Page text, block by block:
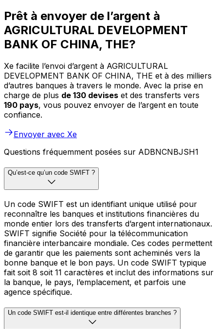
Prêt à envoyer de l’argent à
AGRICULTURAL DEVELOPMENT
BANK OF CHINA, THE?
Xe facilite l’envoi d’argent à AGRICULTURAL
DEVELOPMENT BANK OF CHINA, THE et à des milliers
d’autres banques à travers le monde. Avec la prise en
charge de plus de 130 devises et des transferts vers
190 pays, vous pouvez envoyer de l’argent en toute
confiance.
Envoyer avec Xe
Questions fréquemment posées sur ADBNCNBJSH1
Qu’est-ce qu’un code SWIFT ?
Un code SWIFT est un identifiant unique utilisé pour
reconnaître les banques et institutions financières du
monde entier lors des transferts d’argent internationaux.
SWIFT signifie Société pour la télécommunication
financière interbancaire mondiale. Ces codes permettent
de garantir que les paiements sont acheminés vers la
bonne banque et le bon pays. Un code SWIFT typique
fait soit 8 soit 11 caractères et inclut des informations sur
la banque, le pays, l’emplacement, et parfois une
agence spécifique.
Un code SWIFT est-il identique entre différentes branches ?